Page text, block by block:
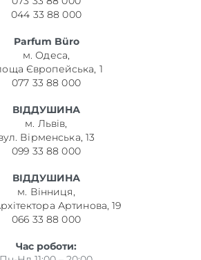
044 33 88 000
Parfum Büro
м. Одеса,
Європейська, 1
077 33 88 000
ВІДДУШИНА
м. Львів,
Вірменська, 13
099 33 88 000
ВІДДУШИНА
м. Вінниця,
Артинова, 19
066 33 88 000
Час роботи: